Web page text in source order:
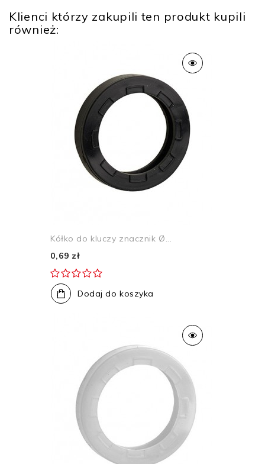
Klienci którzy zakupili ten produkt kupili
również:
Kółko do kluczy znacznik Ø...
0,69 zł
Dodaj do koszyka